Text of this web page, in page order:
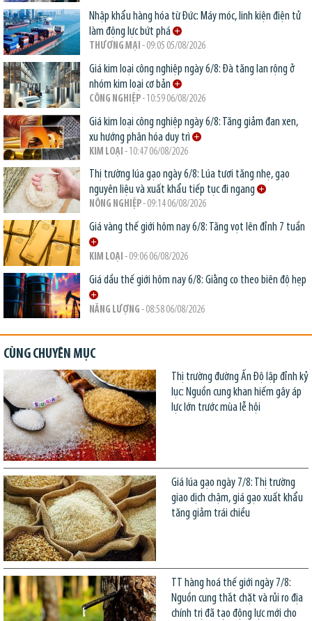
Nhập khẩu hàng hóa từ Đức: Máy móc, linh kiện điện tử
làm động lực bứt phá
THƯƠNG MẠI - 09:05 05/08/2026
Giá kim loại công nghiệp ngày 6/8: Đà tăng lan rộng ở
nhóm kim loại cơ bản
CÔNG NGHIỆP- 10:59 06/08/2026
Giá kim loại công nghiệp ngày 6/8: Tăng giảm đan xen,
xu hướng phân hóa duy trì
KIM LOẠI - 10:47 06/08/2026
Thị trường lúa gạo ngày 6/8: Lúa tươi tăng nhẹ, gạo
nguyên liệu và xuất khẩu tiếp tục đi ngang
NÔNG NGHIỆP- 09:14 06/08/2026
Giá vàng thế giới hôm nay 6/8: Tăng vọt lên đỉnh 7 tuần
KIM LOẠI - 09:06 06/08/2026
Giá dầu thế giới hôm nay 6/8: Giằng co theo biên độ hẹp
NĂNG LƯỢNG - 08:58 06/08/2026
CÙNG CHUYÊN MỤC
Thị trường đường Ấn Độ lập đỉnh kỷ
lục: Nguồn cung khan hiếm gây áp
lực lớn trước mùa lễ hội
Giá lúa gạo ngày 7/8: Thị trường
giao dịch chậm, giá gạo xuất khẩu
tăng giảm trái chiều
TT hàng hoá thế giới ngày 7/8:
Nguồn cung thắt chặt và rủi ro địa
chính trị đã tạo động lực mới cho